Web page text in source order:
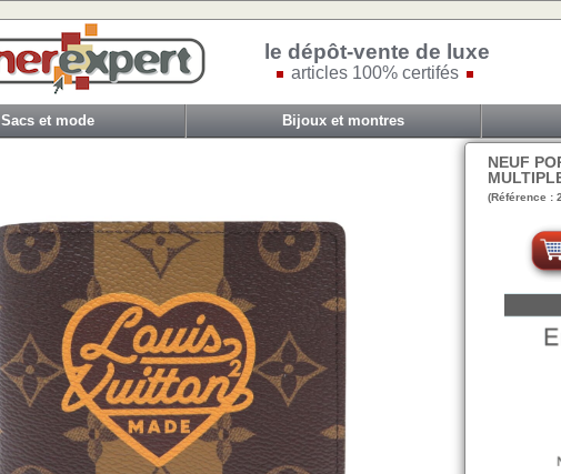
le dépôt-vente de luxe
articles 100% certifés
Sacs et mode Bijoux et montres
NEUF
(Référence :